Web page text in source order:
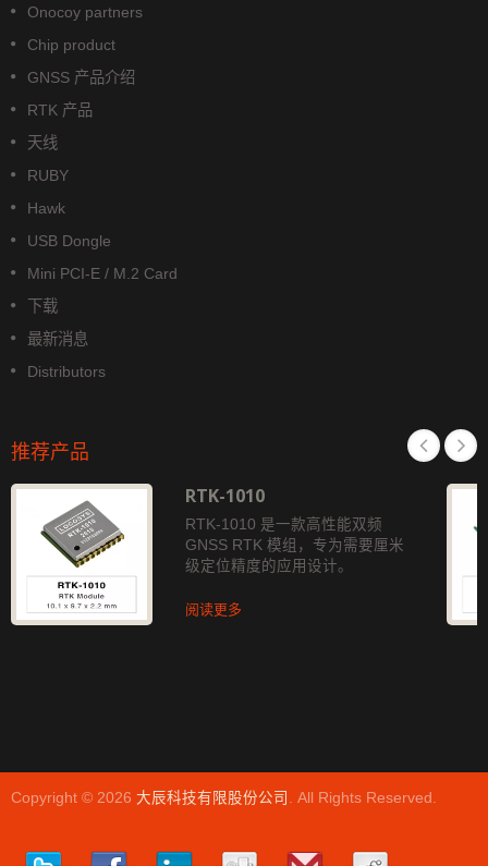
Onocoy partners
Chip product
GNSS 产品介绍
RTK 产品
天线
RUBY
Hawk
USB Dongle
Mini PCI-E / M.2 Card
下载
最新消息
Distributors
推荐产品
RTK-1010
RTK-1010 是一款高性能双频
GNSS RTK 模组，专为需要厘米
级定位精度的应用设计。
阅读更多
Copyright © 2026 大辰科技有限股份公司 . All Rights Reserved.